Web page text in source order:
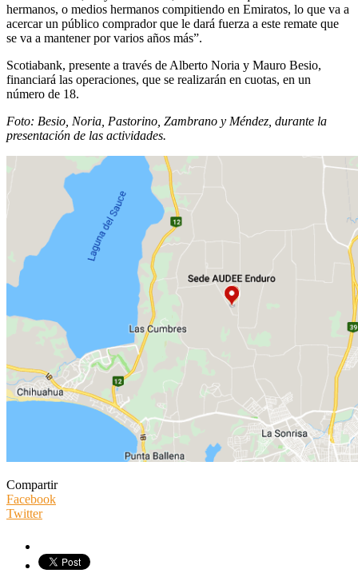
hermanos, o medios hermanos compitiendo en Emiratos, lo que va a
acercar un público comprador que le dará fuerza a este remate que
se va a mantener por varios años más”.
Scotiabank, presente a través de Alberto Noria y Mauro Besio,
financiará las operaciones, que se realizarán en cuotas, en un
número de 18.
Foto: Besio, Noria, Pastorino, Zambrano y Méndez, durante la
presentación de las actividades.
Compartir
Facebook
Twitter